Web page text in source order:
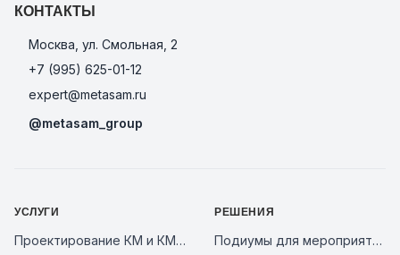
КОНТАКТЫ
Москва, ул. Смольная, 2
+7 (995) 625-01-12
expert@metasam.ru
@metasam_group
УСЛУГИ
Проектирование КМ и КМД
РЕШЕНИЯ
Подиумы для мероприятий